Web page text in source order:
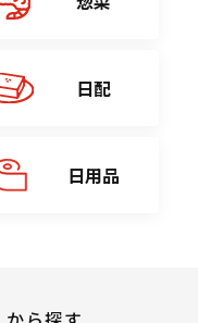
日配
日用品